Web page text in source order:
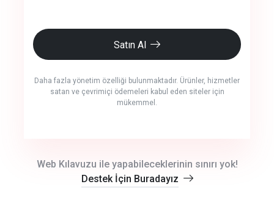
Satın Al
Daha fazla yönetim özelliği bulunmaktadır. Ürünler, hizmetler
satan ve çevrimiçi ödemeleri kabul eden siteler için
mükemmel.
Web Kılavuzu ile yapabileceklerinin sınırı yok!
Destek İçin Buradayız